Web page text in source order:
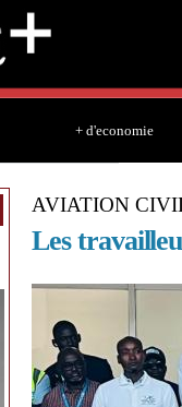
+ d'economie
AVIATION
Les